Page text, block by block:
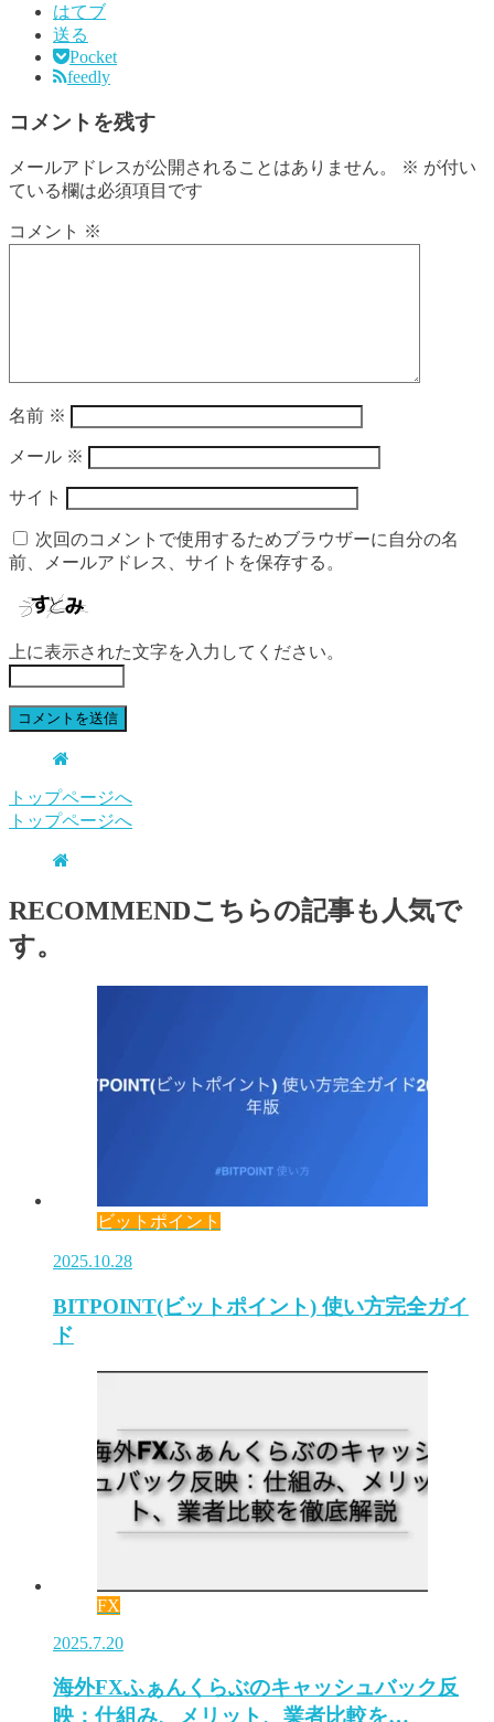
はてブ
送る
Pocket
feedly
コメントを残す
メールアドレスが公開されることはありません。 ※ が付い
ている欄は必須項目です
コメント ※
名前 ※
メール ※
サイト
次回のコメントで使用するためブラウザーに自分の名
前、メールアドレス、サイトを保存する。
上に表示された文字を入力してください。
トップページへ
トップページへ
RECOMMENDこちらの記事も人気で
す。
ビットポイント
2025.10.28
BITPOINT(ビットポイント) 使い方完全ガイ
ド
FX
2025.7.20
海外FXふぁんくらぶのキャッシュバック反
映：仕組み、メリット、業者比較を…